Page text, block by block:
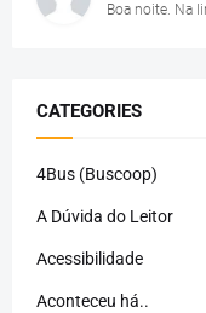
Boa noite. Na
CATEGORIES
4Bus (Buscoop)
A Dúvida do Leitor
Acessibilidade
Aconteceu há..